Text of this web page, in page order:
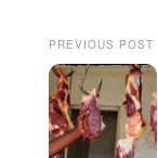
PREVIOUS POST